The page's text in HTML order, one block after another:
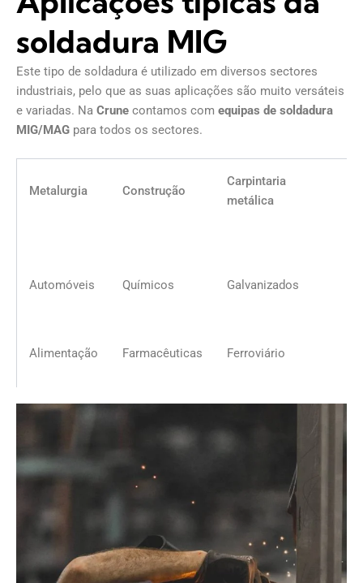
soldadura MIG
Este tipo de soldadura é utilizado em diversos sectores
industriais, pelo que as suas aplicações são muito versáteis
e variadas. Na Crune contamos com equipas de soldadura
MIG/MAG para todos os sectores.
Metalurgia Construção
Carpintaria
metálica
Automóveis Químicos Galvanizados
Alimentação Farmacêuticas Ferroviário